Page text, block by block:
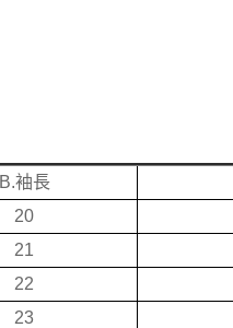
B.袖長
20
21
22
23